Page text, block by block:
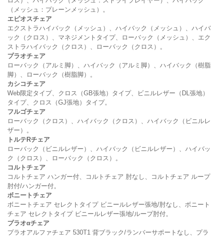
（メッシュ：プレーンメッシュ）。
エピオスチェア
エクストラハイバック（メッシュ）、ハイバック（メッシュ）、ハイバ
ック（クロス）、マネジメントタイプ、ローバック（メッシュ）、エク
ストラハイバック（クロス）、ローバック（クロス）。
プラオチェア
ローバック（アルミ脚）、ハイバック（アルミ脚）、ハイバック（樹脂
脚）、ローバック（樹脂脚）。
カシコチェア
Web限定タイプ、クロス（GB張地）タイプ、ビニルレザー（DL張地）
タイプ、クロス（GJ張地）タイプ。
フルゴチェア
ローバック（クロス）、ハイバック（クロス）、ハイバック（ビニルレ
ザー）。
トルテRチェア
ローバック（ビニルレザー）、ハイバック（ビニルレザー）、ハイバッ
ク（クロス）、ローバック（クロス）。
コルトチェア
コルトチェア ハンガー付、コルトチェア 肘なし、コルトチェア ループ
肘付/ハンガー付。
ボニートチェア
ボニートチェア セレクトタイプ ビニールレザー張地/肘なし、ボニート
チェア セレクトタイプ ビニールレザー張地/ループ肘付。
プラオαチェア
プラオアルファチェア 530T1 背ブラック/ランバーサポートなし、プラ